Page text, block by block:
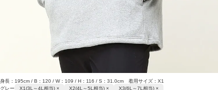
身長：195cm / B：120 / W：109 / H：116 / S：31.0cm 着用サイズ：X1
グレー
X1(3L～4L相当) × X2(4L～5L相当) × X3(6L～7L相当) ×